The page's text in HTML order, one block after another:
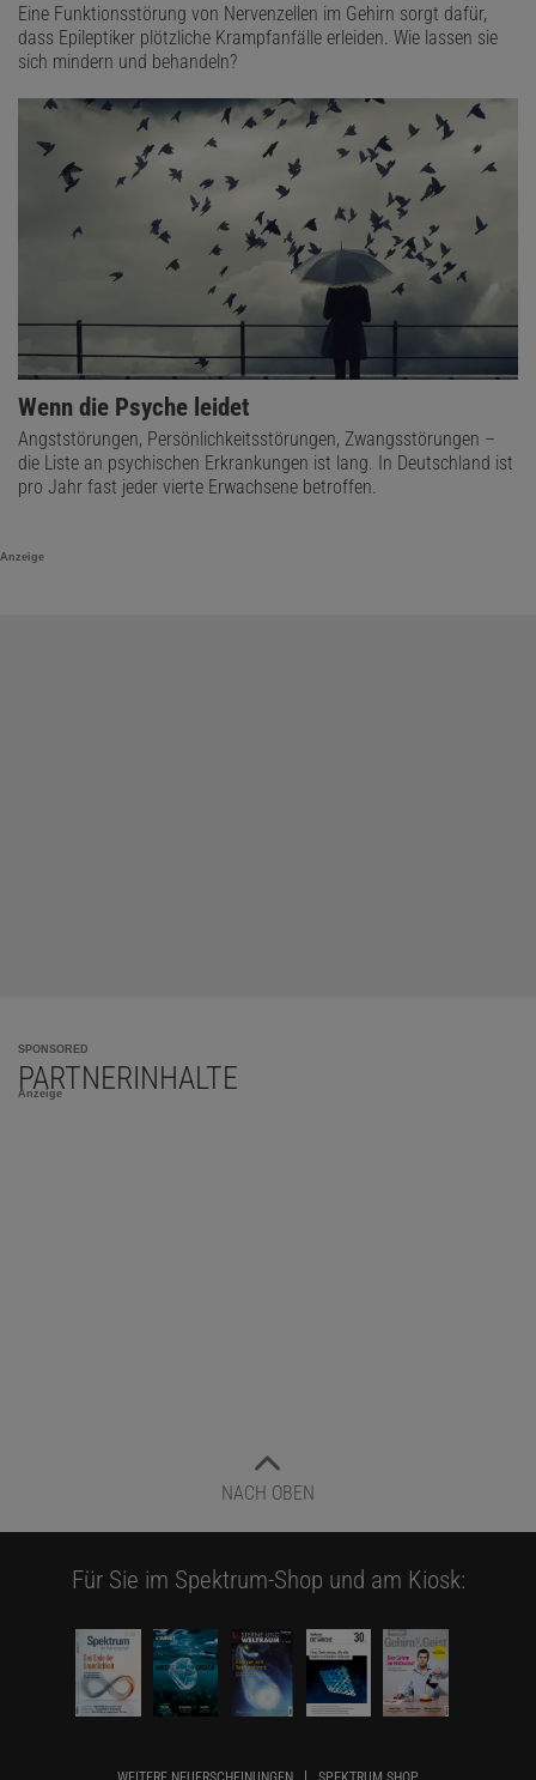
Eine Funktionsstörung von Nervenzellen im Gehirn sorgt dafür,
dass Epileptiker plötzliche Krampfanfälle erleiden. Wie lassen sie
sich mindern und behandeln?
Wenn die Psyche leidet
Angststörungen, Persönlichkeitsstörungen, Zwangsstörungen –
die Liste an psychischen Erkrankungen ist lang. In Deutschland ist
pro Jahr fast jeder vierte Erwachsene betroffen.
Anzeige
SPONSORED
PARTNERINHALTE
Anzeige
NACH OBEN
Für Sie im Spektrum-Shop und am Kiosk: